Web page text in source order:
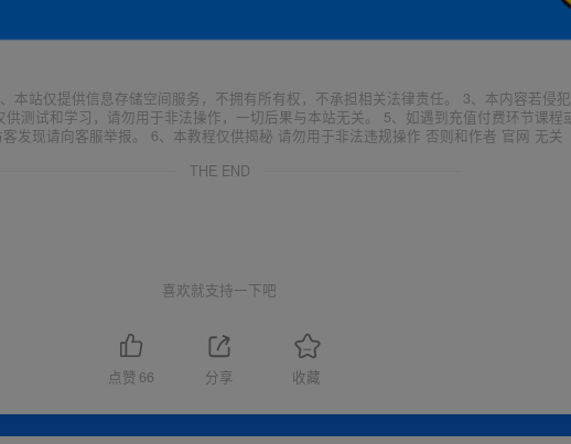
本站仅提供信息存储空间服务，不拥有所有权，不承担相关法律责任。 3、本内容若侵
测试和学习，请勿用于非法操作，一切后果与本站无关。 5、如遇到充值付费环节课程
发现请向客服举报。 6、本教程仅供揭秘 请勿用于非法违规操作 否则和作者 官网 无关
THE END
喜欢就支持一下吧
点赞 66 分享 收藏